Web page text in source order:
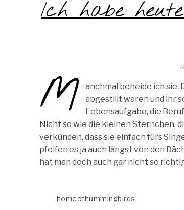
Ich habe
M
anchmal beneide ich sie.
abgestillt waren und ihr
Lebensaufgabe, die
Nicht so wie die kleinen Sternchen,
verkünden, dass sie einfach fürs
pfeifen es ja auch längst von den
hat man doch auch gar nicht so
homeofhummingbirds